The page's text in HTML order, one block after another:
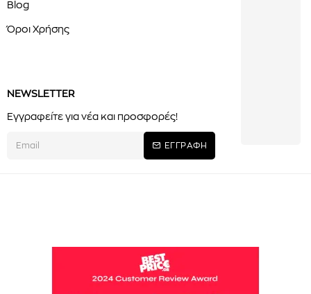
Blog
Όροι Χρήσης
NEWSLETTER
Εγγραφείτε για νέα και προσφορές!
ΕΓΓΡΑΦΗ